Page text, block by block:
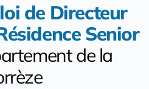
de Directeur
Senior
de la